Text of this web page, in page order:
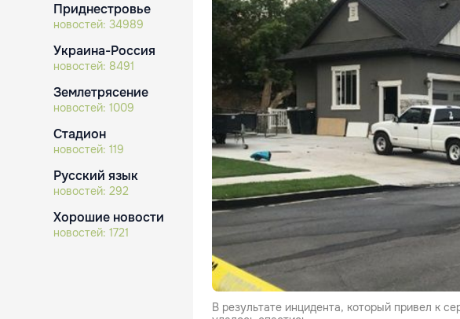
Приднестровье
новостей: 34989
Украина-Россия
новостей: 8491
Землетрясение
новостей: 1009
Стадион
новостей: 119
Русский язык
новостей: 292
Хорошие новости
новостей: 1721
В результате инцидента, который привел к